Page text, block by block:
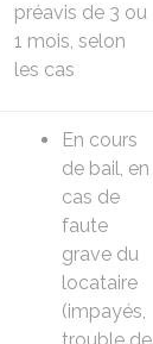
préavis de 3 ou
1 mois, selon
les cas
En cours
de bail, en
cas de
faute
grave du
locataire
(impayés,